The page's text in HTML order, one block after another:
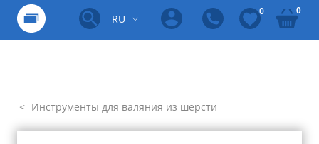
RU
0 0
Инструменты для валяния из шерсти